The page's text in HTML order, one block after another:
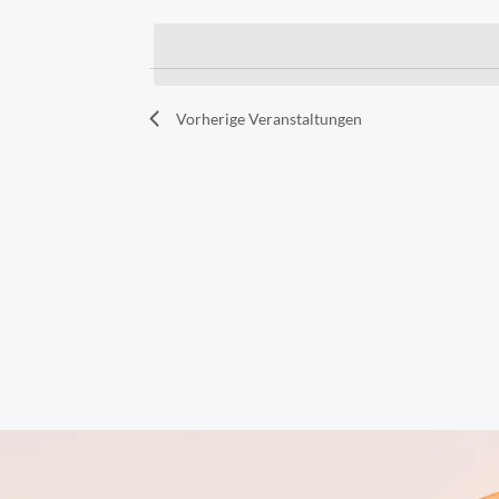
VorherigeVeranstaltungen